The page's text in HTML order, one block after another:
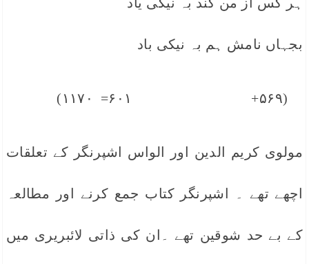
بجہاں نامش ہم بہ نیکی باد
(۵۶۹+ ۶۰۱= ۱۱۷۰)
مولوی کریم الدین اور الواس اشپرنگر کے تعلقات
اچھے تھے ۔ اشپرنگر کتاب جمع کرنے اور مطالعہ
کے بے حد شوقین تھے ۔ان کی ذاتی لائبریری میں